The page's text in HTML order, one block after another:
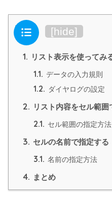
目次 [hide]
1. リスト表示を使ってみ
1.1. データの入力規則
1.2. ダイヤログの設定
2. リスト内容をセル範囲
2.1. セル範囲の指定方法
3. セルの名前で指定する
3.1. 名前の指定方法
4. まとめ